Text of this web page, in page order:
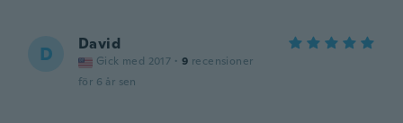
D David
Gick med 2017 · 9 recensioner
för 6 år sen